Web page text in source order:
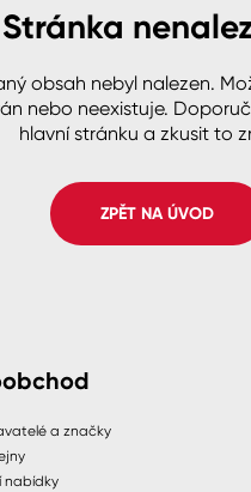
+420 800 145 555
Slovensko Polsko
Plast, sklo, keramika
Stěny
Fasády
Spreje
Stránka
obsah nebyl nalezen.
nebo neexistuje.
hlavní stránku a zkusit to
ZPĚT NA ÚVOD
a značky
nabídky